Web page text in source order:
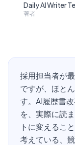
Daily AI Writer
著者
採用担当者が
ですが、ほと
す。AI履歴書
を、実際に読
トに変えるこ
考えている、